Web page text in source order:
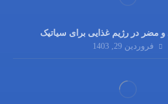
و مضر در رژیم غذایی برای سیاتیک
فروردین 29, 1403